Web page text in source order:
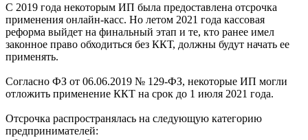
С 2019 года некоторым ИП была предоставлена отсрочка
применения онлайн-касс. Но летом 2021 года кассовая
реформа выйдет на финальный этап и те, кто ранее имел
законное право обходиться без ККТ, должны будут начать ее
применять.
Согласно ФЗ от 06.06.2019 № 129-ФЗ, некоторые ИП могли
отложить применение ККТ на срок до 1 июля 2021 года.
Отсрочка распространялась на следующую категорию
предпринимателей: